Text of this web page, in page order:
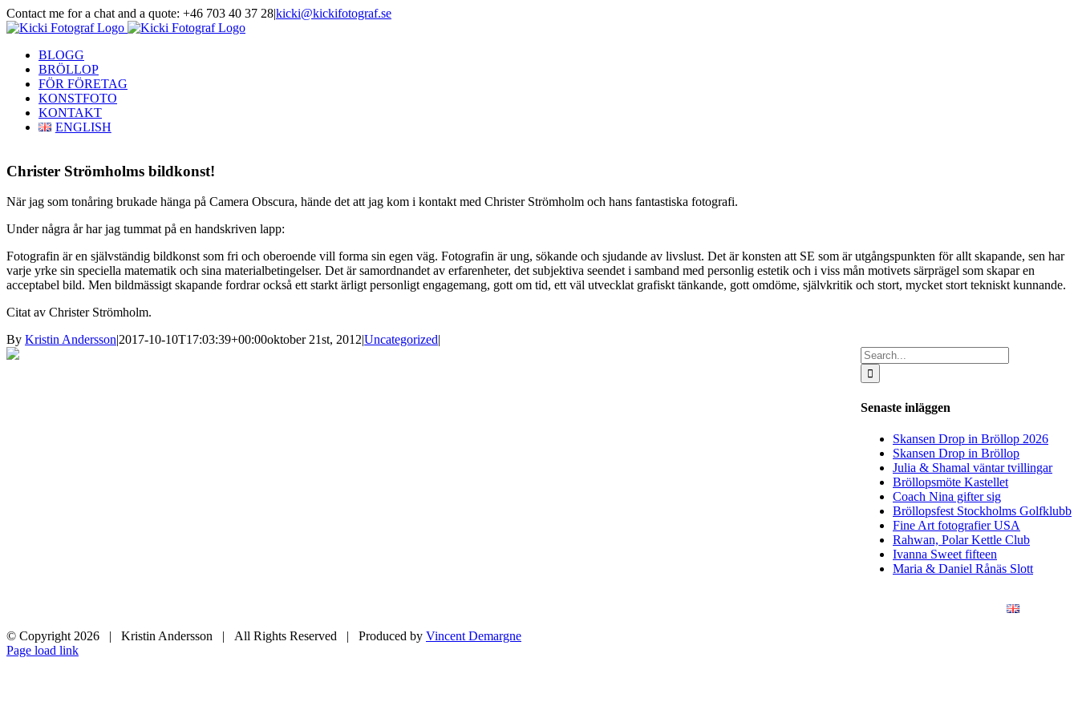
Skip
to
Contact me for a chat and a quote: +46 703 40 37 28|kicki@kickifotograf.se
Instagram
Facebook
BLOGG
BRÖLLOP
FÖR FÖRETAG
KONSTFOTO
KONTAKT
ENGLISH
Christer Strömholms bildkonst!
När jag som tonåring brukade hänga på Camera Obscura, hände det att jag kom i kontakt med Christer Strömholm och hans fantastiska fotografi.
Under några år har jag tummat på en handskriven lapp:
Fotografin är en självständig bildkonst som fri och oberoende vill forma sin egen väg. Fotografin är ung, sökande och sjudande av livslust. Det är konsten att SE som är utgångspunkten för allt skapande, sen har
varje yrke sin speciella matematik och sina materialbetingelser. Det är samordnandet av erfarenheter, det subjektiva seendet i samband med personlig estetik och i viss mån motivets särprägel som skapar en
acceptabel bild. Men bildmässigt skapande fordrar också ett starkt ärligt personligt engagemang, gott om tid, ett väl utvecklat grafiskt tänkande, gott omdöme, självkritik och stort, mycket stort tekniskt kunnande.
Citat av Christer Strömholm.
By Kristin Andersson|2017-10-10T17:03:39+00:00oktober 21st, 2012|Uncategorized|
Search
for:
Senaste inläggen
Skansen Drop in Bröllop 2026
Skansen Drop in Bröllop
Julia & Shamal väntar tvillingar
Bröllopsmöte Kastellet
Coach Nina gifter sig
Bröllopsfest Stockholms Golfklubb
Fine Art fotografier USA
Rahwan, Polar Kettle Club
Ivanna Sweet fifteen
Maria & Daniel Rånäs Slott
© Copyright 2026 | Kristin Andersson | All Rights Reserved | Produced by Vincent Demargne
Instagram
Facebook
Page load link